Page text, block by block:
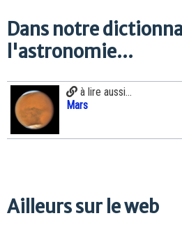
Dans notre
l'astronomie...
à lire aussi...
Mars
Ailleurs sur le web